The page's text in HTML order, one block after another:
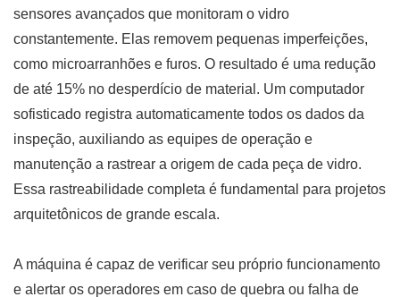
sensores avançados que monitoram o vidro
constantemente. Elas removem pequenas imperfeições,
como microarranhões e furos. O resultado é uma redução
de até 15% no desperdício de material. Um computador
sofisticado registra automaticamente todos os dados da
inspeção, auxiliando as equipes de operação e
manutenção a rastrear a origem de cada peça de vidro.
Essa rastreabilidade completa é fundamental para projetos
arquitetônicos de grande escala.
A máquina é capaz de verificar seu próprio funcionamento
e alertar os operadores em caso de quebra ou falha de